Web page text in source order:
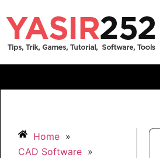
Home »
CAD Software »